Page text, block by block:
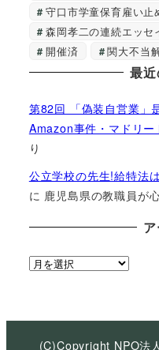
守口市学童保育雇い止
森岡孝二の連続エッセ
開催済
関大不当
最
第82回 「偽装自営業」
Amazon事件・マドリー
り
公立学校の先生!給特法
に 鹿児島県の教職員が
ア
イ
(C)Copyright NPO法